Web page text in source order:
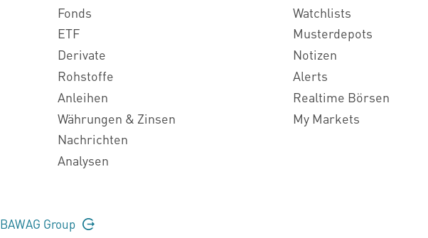
Fonds
ETF
Derivate
Rohstoffe
Anleihen
Währungen & Zinsen
Nachrichten
Analysen
Watchlists
Musterdepots
Notizen
Alerts
Realtime Börsen
My Markets
BAWAG Group